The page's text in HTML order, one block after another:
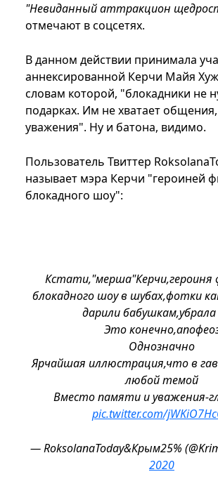
"Невиданный аттракцион
отмечают в соцсетях.
В данном действии принимала
аннексированной Керчи Майя
словам которой, "блокадники не
подарках. Им не хватает
уважения". Ну и батона, видимо.
Пользователь Твиттер
называет мэра Керчи "героиней
блокадного шоу":
Кстати,"мерша"Керчи,героиня
блокадного шоу в шубах,фотки
дарили
Это
Однозначно
Ярчайшая иллюстрация,что в
любой темой
Вместо памяти и уважения-
pic.twitter.com/
— RoksolanaToday&Крым25%
2020